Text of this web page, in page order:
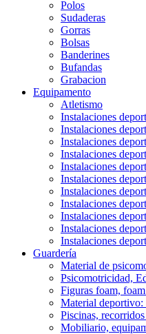
Polos
Sudaderas
Gorras
Bolsas
Banderines
Bufandas
Grabacion
Equipamento
Atletismo
Instalaciones
Instalaciones
Instalaciones
Instalaciones
Instalaciones
Instalaciones
Instalaciones
Instalaciones
Instalaciones
Instalaciones
Instalaciones
Guardería
Material de
Psicomotricidad,
Figuras foam,
Material deportivo:
Piscinas,
Mobiliario,